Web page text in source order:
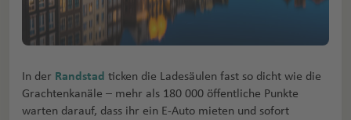
In der Randstad ticken die Ladesäulen fast so dicht wie die
Grachtenkanäle – mehr als 180 000 öffentliche Punkte
warten darauf, dass ihr ein E-Auto mieten und sofort